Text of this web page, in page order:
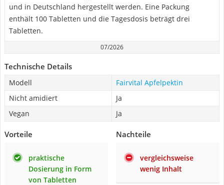
und in Deutschland hergestellt werden. Eine Packung
enthält 100 Tabletten und die Tagesdosis beträgt drei
Tabletten.
07/2026
Technische Details
Modell
Fairvital Apfelpektin
Nicht amidiert
Ja
Vegan
Ja
Vorteile
praktische
Dosierung in Form
von Tabletten
Nachteile
vergleichsweise
wenig Inhalt